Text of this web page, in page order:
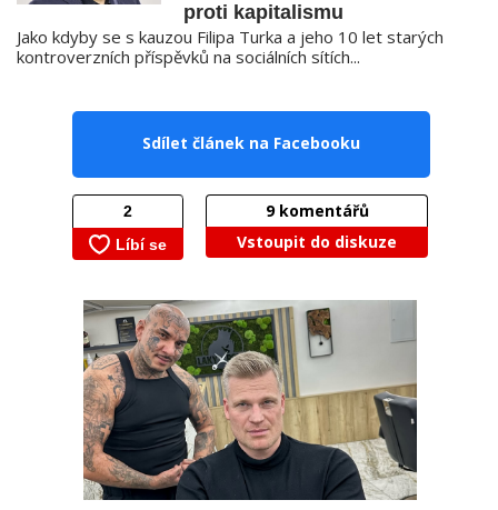
proti kapitalismu
Jako kdyby se s kauzou Filipa Turka a jeho 10 let starých
kontroverzních příspěvků na sociálních sítích...
Sdílet článek na Facebooku
9komentářů
Vstoupit do diskuze